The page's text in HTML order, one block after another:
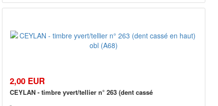
2,00 EUR
CEYLAN - timbre yvert/tellier n° 263 (dent cassé